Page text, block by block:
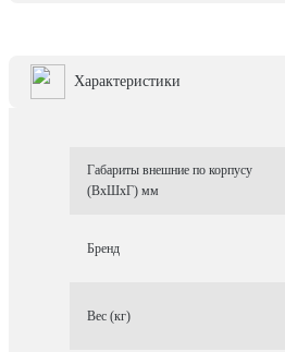
Характеристики
Габариты внешние по корпусу
(ВхШхГ) мм
Бренд
Вес (кг)